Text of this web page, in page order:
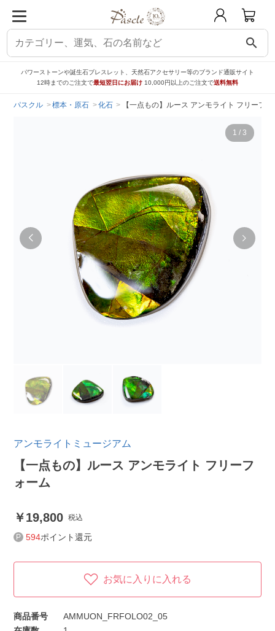
search
パワーストーンや誕生石ブレスレット、天然石アクセサリー等のブランド通販サイト
12時までのご注文で最短翌日にお届け 10,000円以上のご注文で送料無料
パスクル 標本・原石 化石 【一点もの】ルース アンモライト フリーフォ
1 / 3
アンモライトミュージアム
【一点もの】ルース アンモライト フリーフ
ォーム
19,800 税込
594ポイント還元
お気に入りに入れる
商品番号
AMMUON_FRFOLO02_05